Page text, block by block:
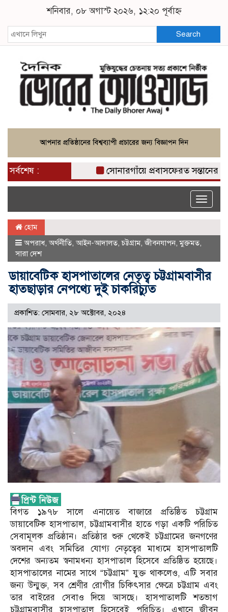
শনিবার, ০৮ অগাস্ট ২০২৬, ১২:২০ পূর্বাহ্ন
Search
সর্বশেষ : সোনারগাঁয়ে প্রবাসফেরত সন্তানের
Toggle
হোম
অপরাধ, অর্থনীতি, আইন-আদালত,চট্টগ্রাম,জীবনযাপন,মুক্তমত,
সারা দেশ
ডায়াবেটিক হাসপাতালের নেতৃত্ব চট্টগ্রামবাসীর
হাতছাড়ার নেপথ্যে দুই চাকরিচ্যুত
প্রকাশিত: সোমবার, ২৮ অক্টোবর, ২০২৪
বিগত ১৯৭৮ সালে এনায়েত বাজারে প্রতিষ্ঠিত চট্টগ্রাম
ডায়াবেটিক হাসপাতাল, চট্টগ্রামবাসীর হাতে গড়া একটি পরিচিত
সেবামূলক প্রতিষ্ঠান। প্রতিষ্ঠার শুরু থেকেই চট্টগ্রামের জনগণের
অবদান এবং সমিতির যোগ্য নেতৃত্বের মাধ্যমে হাসপাতালটি
দেশের অন্যতম স্বনামধন্য হাসপাতাল হিসেবে প্রতিষ্ঠিত হয়েছে।
হাসপাতালের নামের সাথে “চট্টগ্রাম” যুক্ত থাকলেও, এটি সবার
জন্য উন্মুক্ত, সব শ্রেণীর রোগীর চিকিৎসার ক্ষেত্রে চট্টগ্রাম এবং
তার বাইরের সেবাও দিয়ে আসছে। হাসপাতালটি শতভাগ
চট্টগ্রামবাসীর হাসপাতাল হিসেবেই পরিচিত। এখানে জীবন